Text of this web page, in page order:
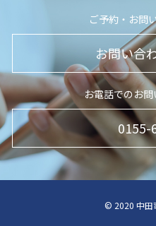
ご予約・お問
お問い合
お電話でのお
0155-
© 2020 中田